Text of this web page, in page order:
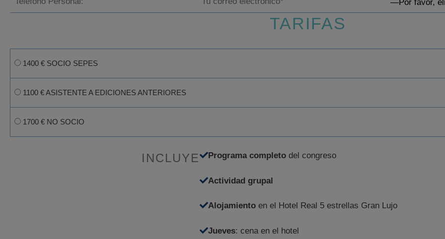
TARIFAS
1400 € SOCIO SEPES
1100 € ASISTENTE A EDICIONES ANTERIORES
1700 € NO SOCIO
INCLUYE Programa completo del congreso
Actividad grupal
Alojamiento en el Hotel Real 5 estrellas Gran Lujo
Jueves: cena en el hotel